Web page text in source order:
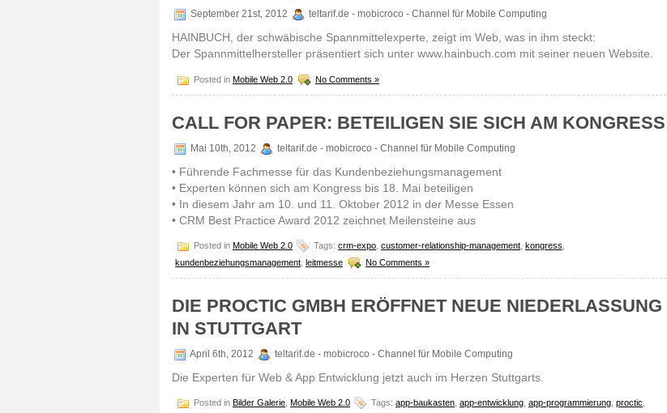
September 21st, 2012 teltarif.de - mobicroco - Channel für Mobile Computing
HAINBUCH, der schwäbische Spannmittelexperte, zeigt im Web, was in ihm steckt:
Der Spannmittelhersteller präsentiert sich unter www.hainbuch.com mit seiner neuen Website.
Posted in Mobile Web 2.0 No Comments »
CALL FOR PAPER: BETEILIGEN SIE SICH AM KONGRESS
Mai 10th, 2012 teltarif.de - mobicroco - Channel für Mobile Computing
• Führende Fachmesse für das Kundenbeziehungsmanagement
• Experten können sich am Kongress bis 18. Mai beteiligen
• In diesem Jahr am 10. und 11. Oktober 2012 in der Messe Essen
• CRM Best Practice Award 2012 zeichnet Meilensteine aus
Posted in Mobile Web 2.0 Tags: crm-expo customer-relationship-management kongress
kundenbeziehungsmanagement leitmesse No Comments »
DIE PROCTIC GMBH ERÖFFNET NEUE NIEDERLASSUNG
IN STUTTGART
April 6th, 2012 teltarif.de - mobicroco - Channel für Mobile Computing
Die Experten für Web & App Entwicklung jetzt auch im Herzen Stuttgarts.
Posted in Bilder Galerie Mobile Web 2.0 Tags: app-baukasten app-entwicklung app-programmierung proctic